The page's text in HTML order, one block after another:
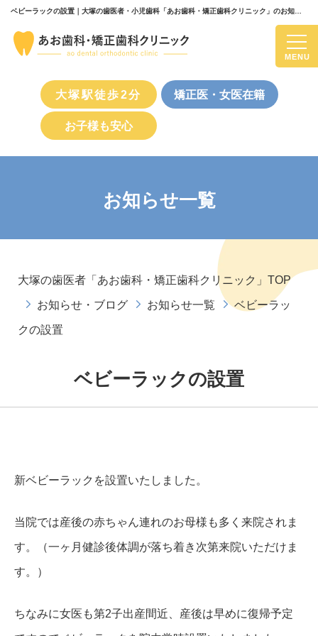
MENU
大塚駅徒歩2分 矯正医・女医在籍
お子様も安心
お知らせ一覧
大塚の歯医者「あお歯科・矯正歯科クリニック」TOP
お知らせ・ブログ お知らせ一覧 ベビーラッ
クの設置
ベビーラックの設置
新ベビーラックを設置いたしました。
当院では産後の赤ちゃん連れのお母様も多く来院されま
す。（一ヶ月健診後体調が落ち着き次第来院いただけま
す。）
ちなみに女医も第2子出産間近、産後は早めに復帰予定